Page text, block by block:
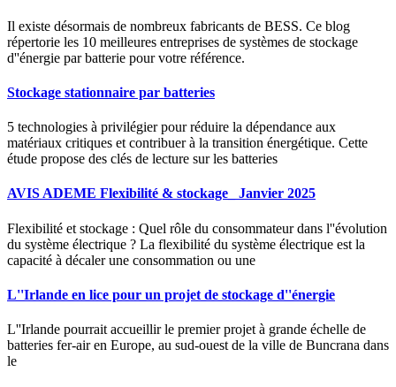
Il existe désormais de nombreux fabricants de BESS. Ce blog
répertorie les 10 meilleures entreprises de systèmes de stockage
d''énergie par batterie pour votre référence.
Stockage stationnaire par batteries
5 technologies à privilégier pour réduire la dépendance aux
matériaux critiques et contribuer à la transition énergétique. Cette
étude propose des clés de lecture sur les batteries
AVIS ADEME Flexibilité & stockage_ Janvier 2025
Flexibilité et stockage : Quel rôle du consommateur dans l''évolution
du système électrique ? La flexibilité du système électrique est la
capacité à décaler une consommation ou une
L''Irlande en lice pour un projet de stockage d''énergie
L''Irlande pourrait accueillir le premier projet à grande échelle de
batteries fer-air en Europe, au sud-ouest de la ville de Buncrana dans
le